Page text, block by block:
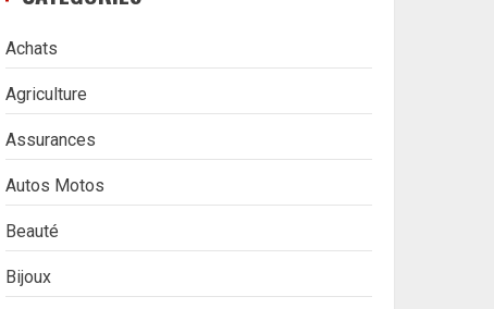
Achats
Agriculture
Assurances
Autos Motos
Beauté
Bijoux